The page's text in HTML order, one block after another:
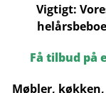
Vigtigt:
Få tilbud
Møbler,